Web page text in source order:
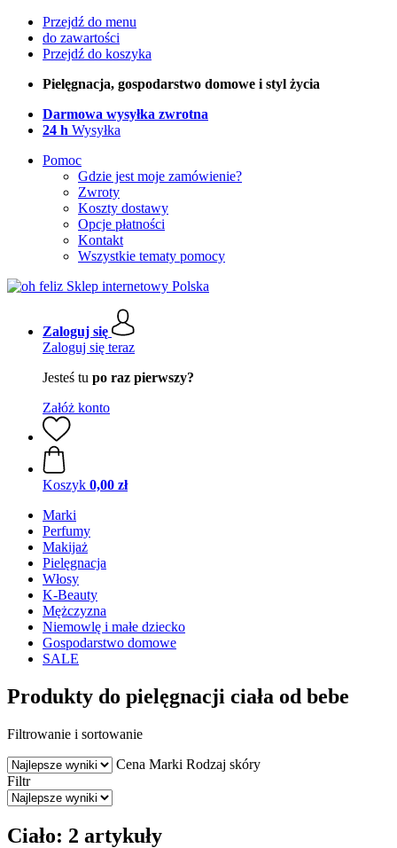
Przejdź do menu
do zawartości
Przejdź do koszyka
Pielęgnacja, gospodarstwo domowe i styl życia
Darmowa wysyłka zwrotna
24 h Wysyłka
Pomoc
Gdzie jest moje zamówienie?
Zwroty
Koszty dostawy
Opcje płatności
Kontakt
Wszystkie tematy pomocy
Zaloguj się
Zaloguj się teraz
Jesteś tu po raz pierwszy?
Załóż konto
Koszyk 0,00 zł
Marki
Perfumy
Makijaż
Pielęgnacja
Włosy
K-Beauty
Mężczyzna
Niemowlę i małe dziecko
Gospodarstwo domowe
SALE
Produkty do pielęgnacji ciała od bebe
Filtrowanie i sortowanie
Cena Marki Rodzaj skóry
Filtr
Ciało: 2 artykuły